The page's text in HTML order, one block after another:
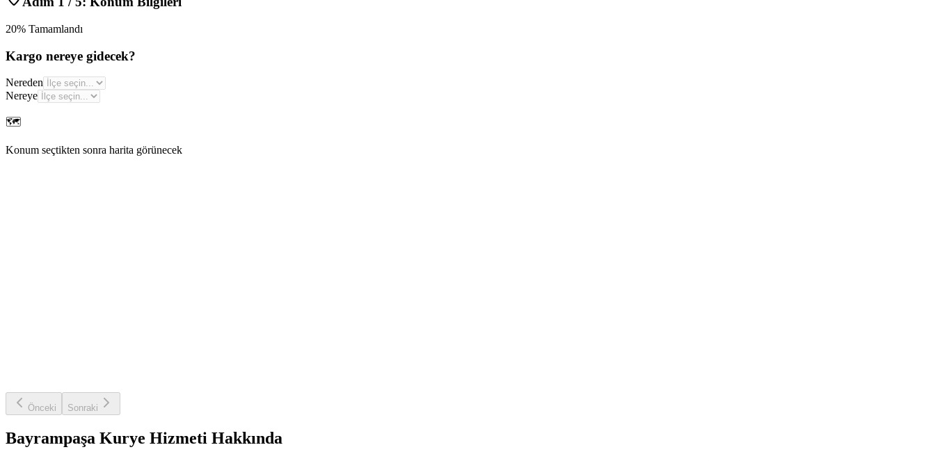
20% Tamamlandı
Kargo nereye gidecek?
Nereden
Nereye
🗺️
Konum seçtikten sonra harita görünecek
Önceki Sonraki
Bayrampaşa Kurye Hizmeti Hakkında